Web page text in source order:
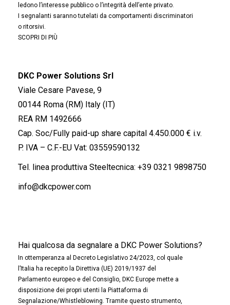
ledono l’interesse pubblico o l’integrità dell’ente privato.
I segnalanti saranno tutelati da comportamenti discriminatori
o ritorsivi.
SCOPRI DI PIÙ
DKC Power Solutions Srl
Viale Cesare Pavese, 9
00144 Roma (RM) Italy (IT)
REA RM 1492666
Cap. Soc/Fully paid-up share capital 4.450.000 € i.v.
P. IVA – C.F.-EU Vat: 03559590132
Tel. linea produttiva Steeltecnica: +39 0321 9898750
info@dkcpower.com
Hai qualcosa da segnalare a DKC Power Solutions?
In ottemperanza al Decreto Legislativo 24/2023, col quale
l’Italia ha recepito la Direttiva (UE) 2019/1937 del
Parlamento europeo e del Consiglio, DKC Europe mette a
disposizione dei propri utenti la Piattaforma di
Segnalazione/Whistleblowing. Tramite questo strumento,